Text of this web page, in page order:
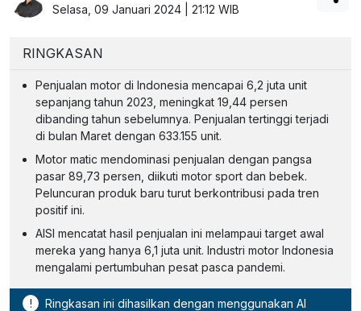
Selasa, 09 Januari 2024 | 21:12 WIB
RINGKASAN
Penjualan motor di Indonesia mencapai 6,2 juta unit
sepanjang tahun 2023, meningkat 19,44 persen
dibanding tahun sebelumnya. Penjualan tertinggi terjadi
di bulan Maret dengan 633.155 unit.
Motor matic mendominasi penjualan dengan pangsa
pasar 89,73 persen, diikuti motor sport dan bebek.
Peluncuran produk baru turut berkontribusi pada tren
positif ini.
AISI mencatat hasil penjualan ini melampaui target awal
mereka yang hanya 6,1 juta unit. Industri motor Indonesia
mengalami pertumbuhan pesat pasca pandemi.
! Ringkasan ini dihasilkan dengan menggunakan AI